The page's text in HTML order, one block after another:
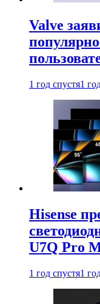
Valve
1 год спустя1
Hisense
U7Q Pro
1 год спустя1